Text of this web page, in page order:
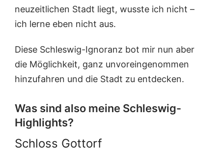
neuzeitlichen Stadt liegt, wusste ich nicht –
ich lerne eben nicht aus.
Diese Schleswig-Ignoranz bot mir nun aber
die Möglichkeit, ganz unvoreingenommen
hinzufahren und die Stadt zu entdecken.
Was sind also meine Schleswig-
Highlights?
Schloss Gottorf